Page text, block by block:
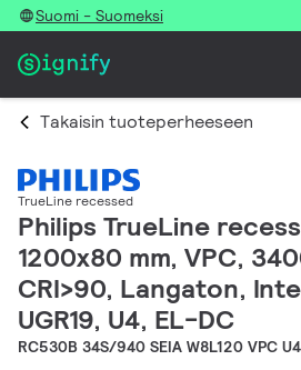
Suomi - Suomeksi
Takaisin tuoteperheeseen
TrueLine recessed
Philips TrueLine
1200x80 mm, VPC,
CRI>90, Langaton,
UGR19, U4, EL-DC
RC530B 34S/940 SEIA W8L120 VPC